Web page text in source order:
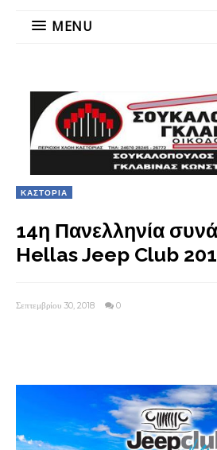
MENU
ΚΑΣΤΟΡΙΑ
14η Πανελληνία
Hellas Jeep Club
Σεπτεμβρίου 30, 2018 0